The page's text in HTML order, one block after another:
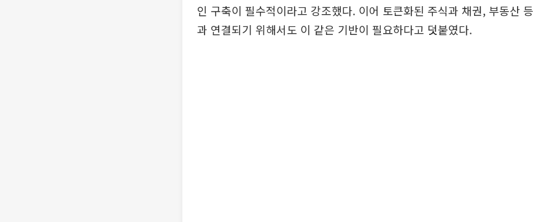
인 구축이 필수적이라고 강조했다. 이어 토큰화된 주식과 채권, 부동산
과 연결되기 위해서도 이 같은 기반이 필요하다고 덧붙였다.